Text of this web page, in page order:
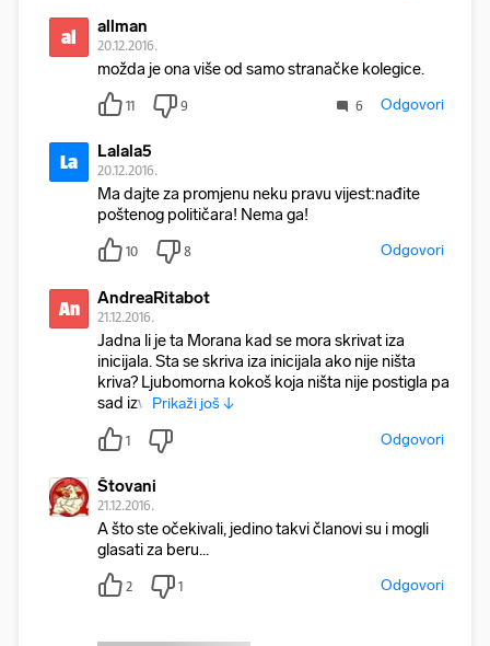
al allman
20.12.2016.
možda je ona više od samo stranačke kolegice.
11 9 6 Odgovori
La Lalala5
20.12.2016.
Ma dajte za promjenu neku pravu vijest:nađite
poštenog političara! Nema ga!
10 8 Odgovori
An AndreaRitabot
21.12.2016.
Jadna li je ta Morana kad se mora skrivat iza
inicijala. Sta se skriva iza inicijala ako nije ništa
kriva? Ljubomorna kokoš koja ništa nije postigla pa
sad izvl Prikaži još ↓
1 Odgovori
Štovani
21.12.2016.
A što ste očekivali, jedino takvi članovi su i mogli
glasati za beru...
2 1 Odgovori